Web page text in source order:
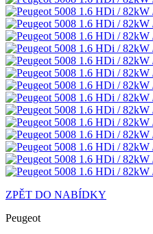
ZPĚT DO NABÍDKY
Peugeot